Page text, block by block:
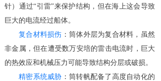
针）通过“引雷”来保护结构，但在海上这会导致
巨大的电流经过船体。
复合材料损伤 ：筒体外层为复合材料，虽然
非金属，但在遭受数万安培的雷击电流时，巨大
的热效应和机械压力可能导致结构分层或破损。
精密系统威胁 ：筒转帆配备了高度自动化的